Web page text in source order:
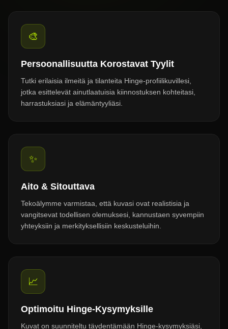
🎨
Persoonallisuutta Korostavat Tyylit
Tutki erilaisia ilmeitä ja tilanteita Hinge-profiilikuvillesi,
jotka esittelevät ainutlaatuisia kiinnostuksen kohteitasi,
harrastuksiasi ja elämäntyyliäsi.
✨
Aito & Sitouttava
Tekoälymme varmistaa, että kuvasi ovat realistisia ja
vangitsevat todellisen olemuksesi, kannustaen syvempiin
yhteyksiin ja merkityksellisiin keskusteluihin.
📈
Optimoitu Hinge-Kysymyksille
Kuvat on suunniteltu täydentämään Hinge-kysymyksiäsi,